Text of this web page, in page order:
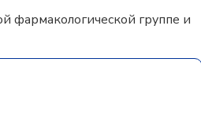
фармакологической группе и